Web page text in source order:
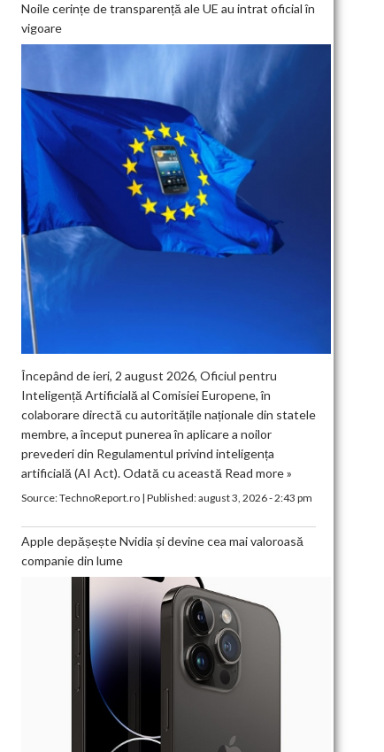
Noile cerințe de transparență ale UE au intrat oficial în
vigoare
Începând de ieri, 2 august 2026, Oficiul pentru
Inteligență Artificială al Comisiei Europene, în
colaborare directă cu autoritățile naționale din statele
membre, a început punerea în aplicare a noilor
prevederi din Regulamentul privind inteligența
artificială (AI Act). Odată cu această Read more »
Source:TechnoReport.ro| Published:august 3, 2026 - 2:43 pm
Apple depășește Nvidia și devine cea mai valoroasă
companie din lume